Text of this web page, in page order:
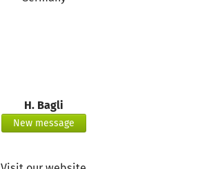
H. Bagli
New message